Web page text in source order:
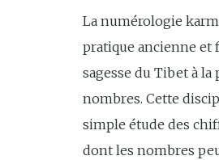
La numérologie
pratique ancienne et
sagesse du Tibet à
nombres. Cette
simple étude des
dont les nombres